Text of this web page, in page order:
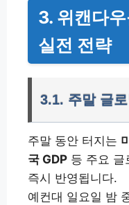
3. 위캔다
실전 전략
3.1. 주말 글
주말 동안 터지는
국 GDP 등 주요 글
즉시 반영됩니다.
예컨대 일요일 밤